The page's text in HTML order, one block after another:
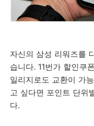
자신의 삼성 리워즈를
습니다. 11번가 할인쿠
일리지로도 교환이 가
고 싶다면 포인트 단위
다.